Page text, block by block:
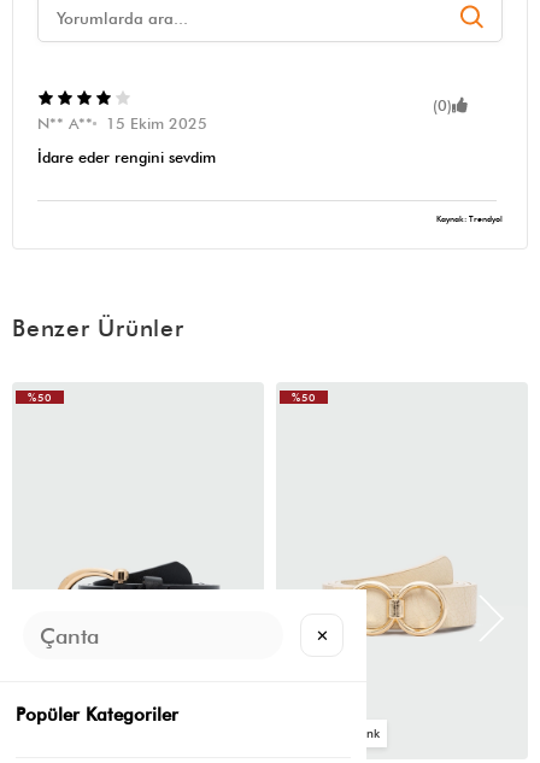
(0)
N** A**
15 Ekim 2025
İdare eder rengini sevdim
Kaynak: Trendyol
Benzer Ürünler
%50 %50
✕
Popüler Kategoriler